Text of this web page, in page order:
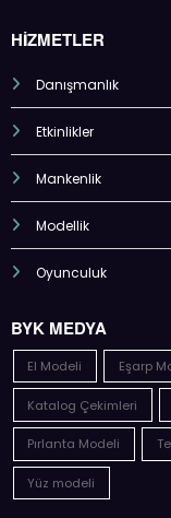
HİZMETLER
Danışmanlık
Etkinlikler
Mankenlik
Modellik
Oyunculuk
BYK MEDYA
El Modeli Eşarp
Katalog Çekimleri
Pırlanta Modeli
Yüz modeli